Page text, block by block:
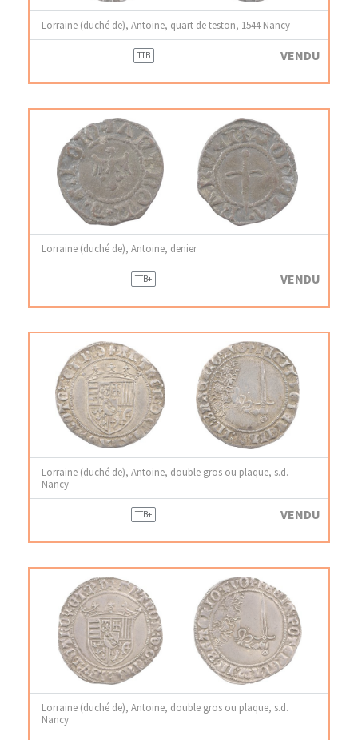
Lorraine (duché de), Antoine, quart de teston, 1544 Nancy
TTB VENDU
Lorraine (duché de), Antoine, denier
TTB+ VENDU
Lorraine (duché de), Antoine, double gros ou plaque, s.d.
Nancy
TTB+ VENDU
Lorraine (duché de), Antoine, double gros ou plaque, s.d.
Nancy